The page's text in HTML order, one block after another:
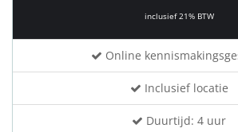
inclusief 21% BTW
Online
Inclusief locatie
Duurtijd: 4 uur